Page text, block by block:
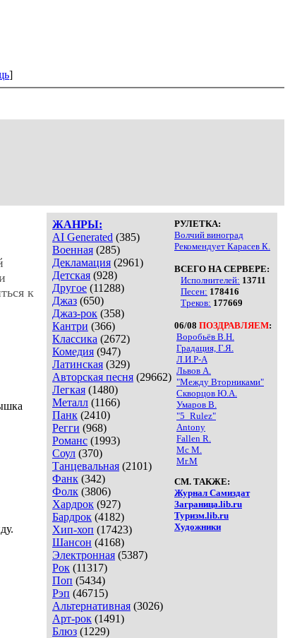
]
ЖАНРЫ:
AI Generated (385)
Военная (285)
Декламация (2961)
Детская (928)
Другое (11288)
Джаз (650)
Джаз-рок (358)
Кантри (366)
Классика (2672)
Комедия (947)
Латинская (329)
Авторская песня (29662)
Легкая (1480)
Металл (1166)
Панк (2410)
Регги (968)
Романс (1993)
Соул (370)
Танцевальная (2101)
Фанк (342)
Фолк (3806)
Хардрок (927)
Бардрок (4182)
Хип-хоп (17423)
Шансон (4168)
Электронная (5387)
Рок (11317)
Поп (5434)
Рэп (46715)
Альтернативная (3026)
Арт-рок (1491)
Блюз (1229)
РУЛЕТКА:
Волчий виноград
Рекомендует Карасев К.
ВСЕГО НА СЕРВЕРЕ:
Исполнителей: 13711
Песен: 178416
Треков: 177669
06/08 ПОЗДРАВЛЯЕМ:
Воробьёв В.Н.
Градация, Г.Я.
Л.И.Р-А
Львов А.
"Между Вторниками"
Скворцов Ю.А.
Умаров В.
"5_Rulez"
Antony
Fallen R.
Mc M.
Mr.M
СМ. ТАКЖЕ:
Журнал Самиздат
Заграница.lib.ru
Туризм.lib.ru
Художники
к